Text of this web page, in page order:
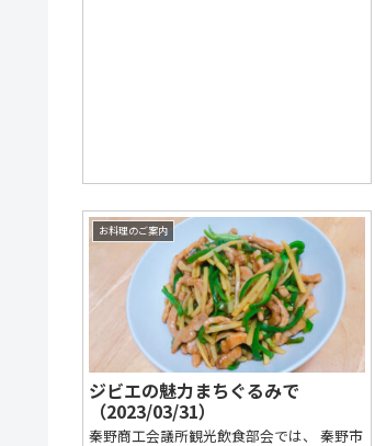
お料理のご案内
ジビエの魅力まちぐるみで
（2023/03/31）
秦野商工会議所観光飲食部会では、 秦野市